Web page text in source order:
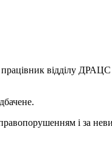
відділу
і за